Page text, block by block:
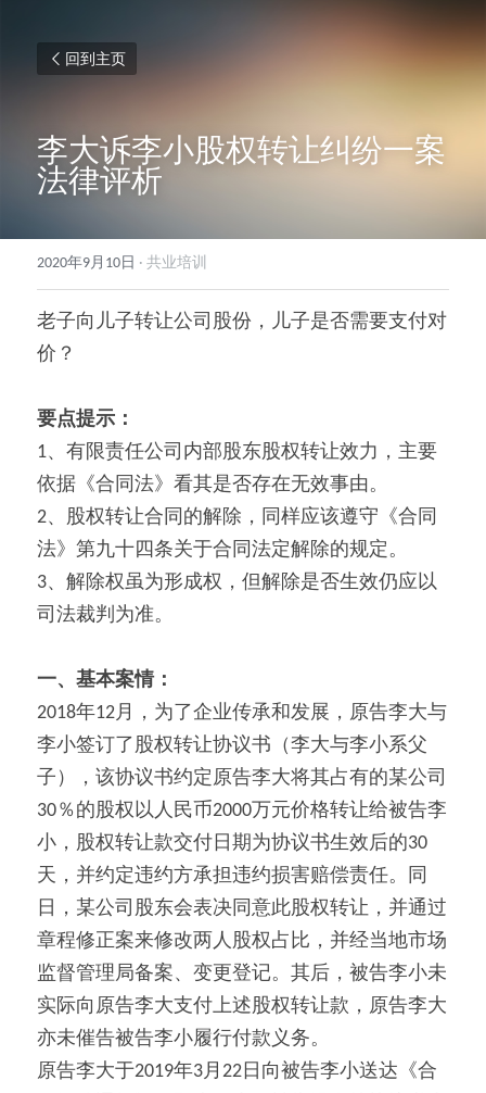
回到主页
李大诉李小股权转让纠纷一案
法律评析
2020年9月10日 · 共业培训
老子向儿子转让公司股份，儿子是否需要支付对
价？
要点提示：
1、有限责任公司内部股东股权转让效力，主要
依据《合同法》看其是否存在无效事由。
2、股权转让合同的解除，同样应该遵守《合同
法》第九十四条关于合同法定解除的规定。
3、解除权虽为形成权，但解除是否生效仍应以
司法裁判为准。
一、基本案情：
2018年12月，为了企业传承和发展，原告李大与
李小签订了股权转让协议书（李大与李小系父
子），该协议书约定原告李大将其占有的某公司
30％的股权以人民币2000万元价格转让给被告李
小，股权转让款交付日期为协议书生效后的30
天，并约定违约方承担违约损害赔偿责任。同
日，某公司股东会表决同意此股权转让，并通过
章程修正案来修改两人股权占比，并经当地市场
监督管理局备案、变更登记。其后，被告李小未
实际向原告李大支付上述股权转让款，原告李大
亦未催告被告李小履行付款义务。
原告李大于2019年3月22日向被告李小送达《合